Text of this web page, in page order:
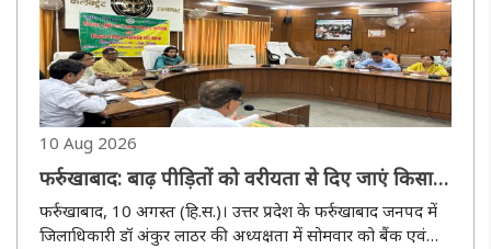
10 Aug 2026
फर्रुखाबाद: बाढ़ पीड़ितों को वरीयता से दिए जाएं किसान
क्रेडिट कार्ड : जिलाधिकारी
फर्रुखाबाद, 10 अगस्त (हि.स.)। उत्तर प्रदेश के फर्रुखाबाद जनपद में
जिलाधिकारी डॉ अंकुर लाठर की अध्यक्षता में सोमवार को बैंक एवं